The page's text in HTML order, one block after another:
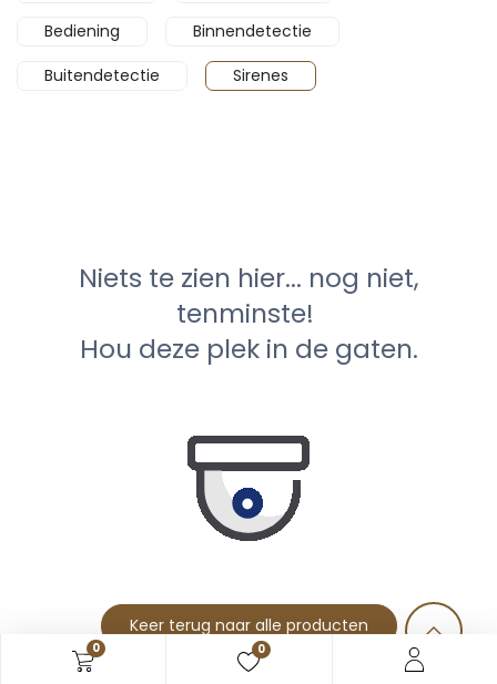
0 0
Bediening
Binnendetectie
Buitendetectie
Sirenes
Niets te zien hier... nog niet,
tenminste!
Hou deze plek in de gaten.
Keer terug naar alle producten